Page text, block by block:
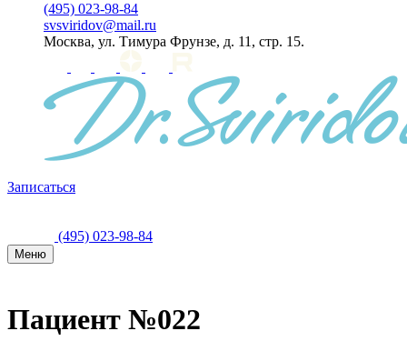
(495) 023-98-84
svsviridov@mail.ru
Москва, ул. Тимура Фрунзе, д. 11, стр. 15.
Записаться
(495) 023-98-84
Меню
Пациент №022